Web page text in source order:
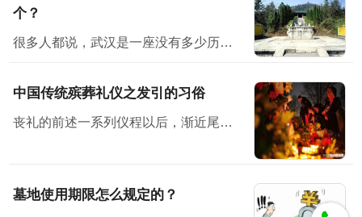
个？
很多人都说，武汉是一座没有多少历史感的城市。但其实不然，它有它的韵味。也许，你在武汉没有见过多少历史古迹、文物等，但其实它就隐藏在你身边，只是你没有发现而已。不说别的，位于武汉的古墓地就有多座...
中国传统殡葬礼仪之发引的习俗
丧礼的前述一系列仪程以后，渐近尾声即发引、下葬了。按古礼来看，三月而葬，时间太长，尸体不易保存，生者也不胜其劳。因而，古时候就有所谓“渴葬”、“血葬”即七天之内不卜而葬。后世的停...
墓地使用期限怎么规定的？